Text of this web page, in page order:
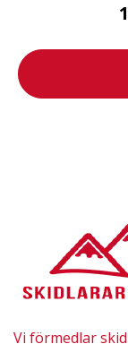
Vi förmedlar